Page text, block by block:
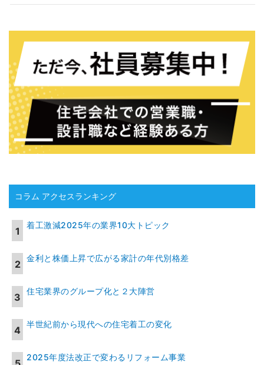
コラム アクセスランキング
着工激減2025年の業界10大トピック
金利と株価上昇で広がる家計の年代別格差
住宅業界のグループ化と２大陣営
半世紀前から現代への住宅着工の変化
2025年度法改正で変わるリフォーム事業